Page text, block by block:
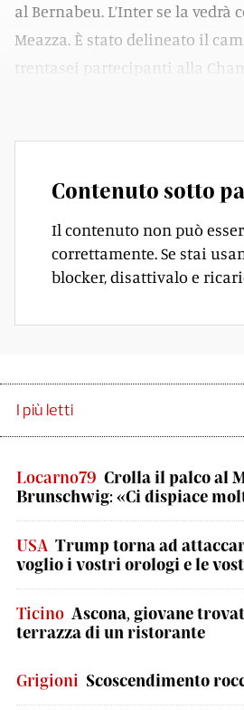
al Bernabeu. L’Inter se la vedrà
Meazza. È stato delineato il
trentasei partecipanti alla
Contenuto sotto
Il contenuto non può
correttamente. Se stai
blocker, disattivalo e
I più letti
Locarno79 Crolla il palco al
Brunschwig: «Ci dispiace
USA Trump torna ad
voglio i vostri orologi e le
Ticino Ascona, giovane
terrazza di un ristorante
Grigioni Scoscendimento